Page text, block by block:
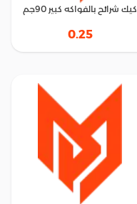
كيك شرائح بالفواكه كبير 90جم
0.25